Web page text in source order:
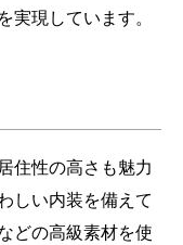
実現しています。
住性の高さも魅力
しい内装を備えて
どの高級素材を使